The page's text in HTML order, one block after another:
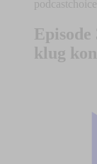
Episode
klug